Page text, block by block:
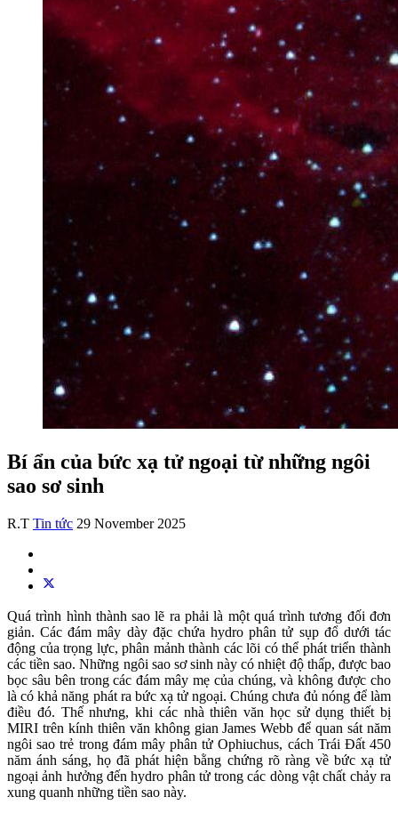
Bí ẩn của bức xạ tử ngoại từ những ngôi
sao sơ sinh
R.T Tin tức 29 November 2025
Quá trình hình thành sao lẽ ra phải là một quá trình tương đối đơn
giản. Các đám mây dày đặc chứa hydro phân tử sụp đổ dưới tác
động của trọng lực, phân mảnh thành các lõi có thể phát triển thành
các tiền sao. Những ngôi sao sơ sinh này có nhiệt độ thấp, được bao
bọc sâu bên trong các đám mây mẹ của chúng, và không được cho
là có khả năng phát ra bức xạ tử ngoại. Chúng chưa đủ nóng để làm
điều đó. Thế nhưng, khi các nhà thiên văn học sử dụng thiết bị
MIRI trên kính thiên văn không gian James Webb để quan sát năm
ngôi sao trẻ trong đám mây phân tử Ophiuchus, cách Trái Đất 450
năm ánh sáng, họ đã phát hiện bằng chứng rõ ràng về bức xạ tử
ngoại ảnh hưởng đến hydro phân tử trong các dòng vật chất chảy ra
xung quanh những tiền sao này.